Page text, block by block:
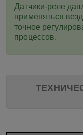
Датчики-реле
применяться
точное
процессов.